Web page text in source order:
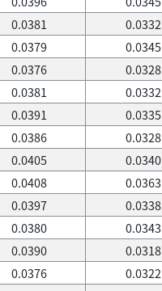
0.0381 0.0332
0.0379 0.0345
0.0376 0.0328
0.0381 0.0332
0.0391 0.0335
0.0386 0.0328
0.0405 0.0340
0.0408 0.0363
0.0397 0.0338
0.0380 0.0343
0.0390 0.0318
0.0376 0.0322